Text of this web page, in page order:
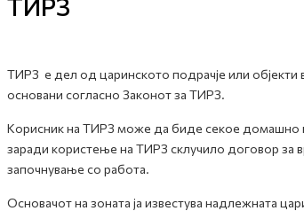
ТИРЗ
ТИРЗ е дел од царинското подрачје или објекти
основани согласно Законот за ТИРЗ.
Корисник на ТИРЗ може да биде секое домашно
заради користење на ТИРЗ склучило договор за
започнување со работа.
Основачот на зоната ја известува надлежната